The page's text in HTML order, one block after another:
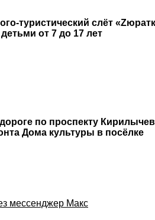
туристический слёт
от 7 до 17 лет
по проспекту
Дома культуры в посёлке
мессенджер Макс